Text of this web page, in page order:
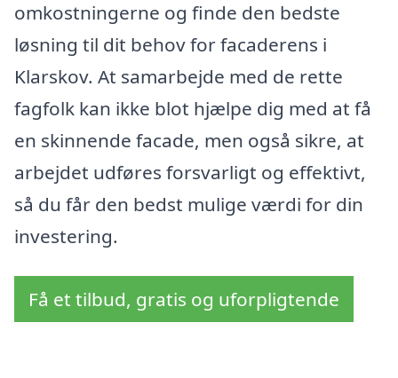
omkostningerne og finde den bedste
løsning til dit behov for facaderens i
Klarskov. At samarbejde med de rette
fagfolk kan ikke blot hjælpe dig med at få
en skinnende facade, men også sikre, at
arbejdet udføres forsvarligt og effektivt,
så du får den bedst mulige værdi for din
investering.
Få et tilbud, gratis og uforpligtende